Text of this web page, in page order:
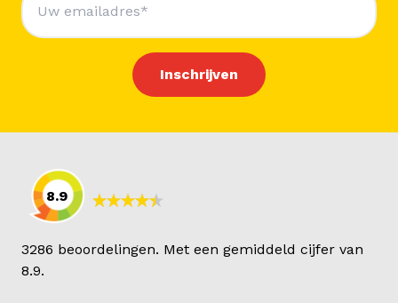
8.9
3286 beoordelingen. Met een gemiddeld cijfer van
8.9.